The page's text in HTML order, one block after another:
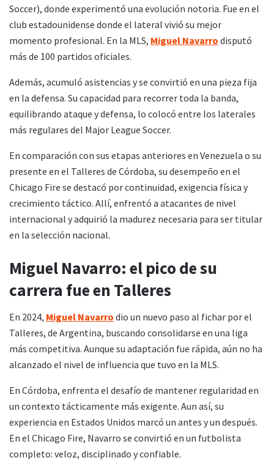
Soccer), donde experimentó una evolución notoria. Fue en el
club estadounidense donde el lateral vivió su mejor
momento profesional. En la MLS, Miguel Navarro disputó
más de 100 partidos oficiales.
Además, acumuló asistencias y se convirtió en una pieza fija
en la defensa. Su capacidad para recorrer toda la banda,
equilibrando ataque y defensa, lo colocó entre los laterales
más regulares del Major League Soccer.
En comparación con sus etapas anteriores en Venezuela o su
presente en el Talleres de Córdoba, su desempeño en el
Chicago Fire se destacó por continuidad, exigencia física y
crecimiento táctico. Allí, enfrentó a atacantes de nivel
internacional y adquirió la madurez necesaria para ser titular
en la selección nacional.
Miguel Navarro: el pico de su
carrera fue en Talleres
En 2024, Miguel Navarro dio un nuevo paso al fichar por el
Talleres, de Argentina, buscando consolidarse en una liga
más competitiva. Aunque su adaptación fue rápida, aún no ha
alcanzado el nivel de influencia que tuvo en la MLS.
En Córdoba, enfrenta el desafío de mantener regularidad en
un contexto tácticamente más exigente. Aun así, su
experiencia en Estados Unidos marcó un antes y un después.
En el Chicago Fire, Navarro se convirtió en un futbolista
completo: veloz, disciplinado y confiable.